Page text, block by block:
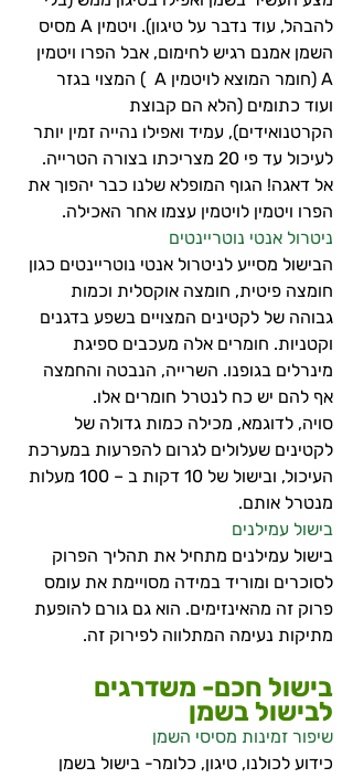
להבהל, עוד נדבר על טיגון). ויטמין A מסיס
השמן אמנם רגיש לחימום, אבל הפרו ויטמין
A (חומר המוצא לויטמין A  ) המצוי בגזר
ועוד כתומים (הלא הם קבוצת
הקרטנואידים), עמיד ואפילו נהייה זמין יותר
לעיכול עד פי 20 מצריכתו בצורה הטרייה.
אל דאגה! הגוף המופלא שלנו כבר יהפוך את
הפרו ויטמין לויטמין עצמו אחר האכילה.
ניטרול אנטי נוטריינטים
הבישול מסייע לניטרול אנטי נוטריינטים כגון
חומצה פיטית, חומצה אוקסלית וכמות
גבוהה של לקטינים המצויים בשפע בדגנים
וקטניות. חומרים אלה מעכבים ספיגת
מינרלים בגופנו. השרייה, הנבטה והחמצה
אף להם יש כח לנטרל חומרים אלו.
סויה, לדוגמא, מכילה כמות גדולה של
לקטינים שעלולים לגרום להפרעות במערכת
העיכול, ובישול של 10 דקות ב – 100 מעלות
מנטרל אותם.
בישול עמילנים
בישול עמילנים מתחיל את תהליך הפרוק
לסוכרים ומוריד במידה מסויימת את עומס
פרוק זה מהאינזימים. הוא גם גורם להופעת
מתיקות נעימה המתלווה לפירוק זה.
בישול חכם- משדרגים
לבישול בשמן
שיפור זמינות מסיסי השמן
כידוע לכולנו, טיגון, כלומר- בישול בשמן